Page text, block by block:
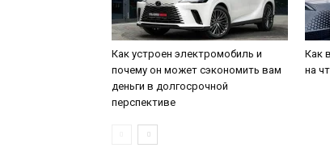
Как устроен электромобиль и
почему он может сэкономить вам
деньги в долгосрочной
перспективе
Как
на